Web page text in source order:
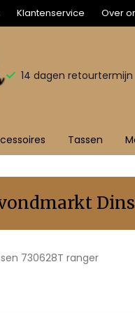
Klantenservice Over
14 dagen retourtermijn
Tassen
730628T ranger